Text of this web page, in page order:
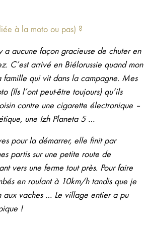
à la moto ou pas) ?
a aucune façon gracieuse de chuter en
C’est arrivé en Biélorussie quand mon
famille qui vit dans la campagne. Mes
(Ils l’ont peut-être toujours) qu’ils
contre une cigarette électronique –
une Izh Planeta 5 …
pour la démarrer, elle finit par
partis sur une petite route de
vers une ferme tout près. Pour faire
en roulant à 10km/h tandis que je
aux vaches … Le village entier a pu
!